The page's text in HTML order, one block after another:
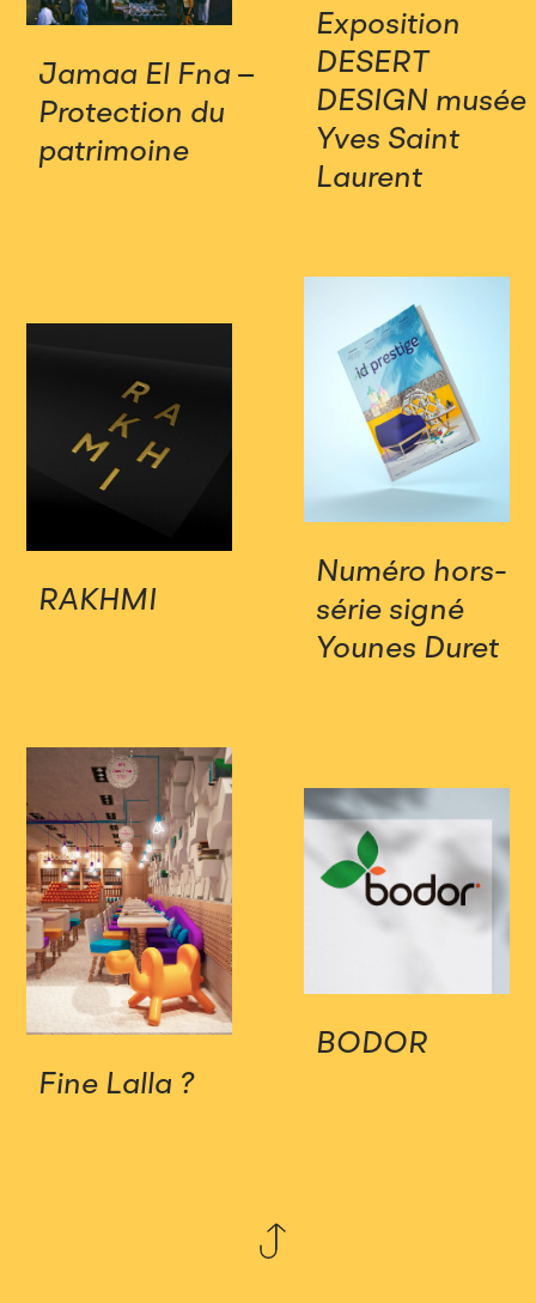
Jamaa El Fna –
Protection du
patrimoine
Exposition
DESERT
DESIGN musée
Yves Saint
Laurent
RAKHMI
Numéro hors-
série signé
Younes Duret
Fine Lalla ?
BODOR